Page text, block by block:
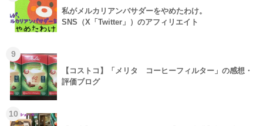
私がメルカリアンバサダーをやめたわけ。
SNS（X「Twitter」）のアフィリエイト
9
【コストコ】「メリタ コーヒーフィルター」の感想・
評価ブログ
10